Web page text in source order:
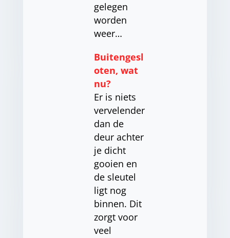
gelegen
worden
weer…
Buitengesl
oten, wat
nu?
Er is niets
vervelender
dan de
deur achter
je dicht
gooien en
de sleutel
ligt nog
binnen. Dit
zorgt voor
veel